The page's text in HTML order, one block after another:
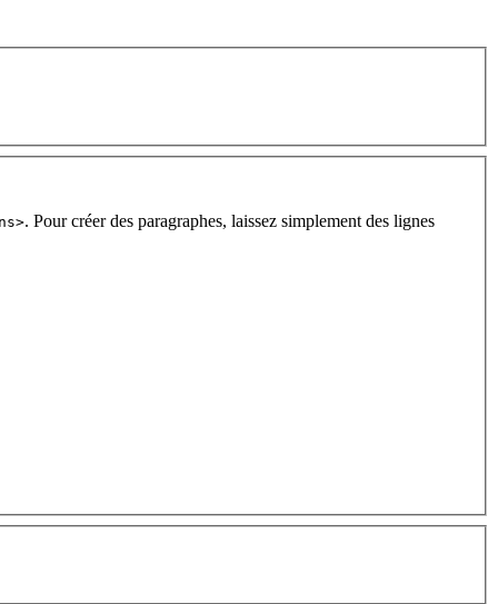
. Pour créer des paragraphes, laissez simplement des lignes